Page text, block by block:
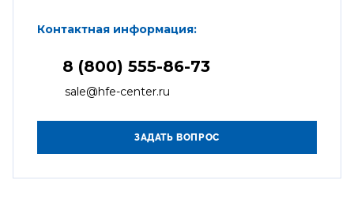
Контактная информация:
8 (800) 555-86-73
sale@hfe-center.ru